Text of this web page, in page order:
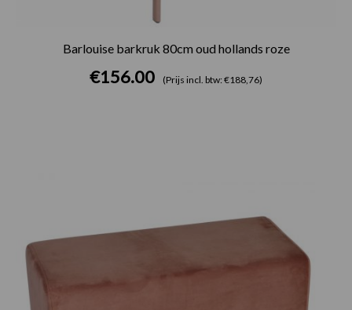
Barlouise barkruk 80cm oud hollands roze
€156.00 (Prijs incl. btw: €188,76)